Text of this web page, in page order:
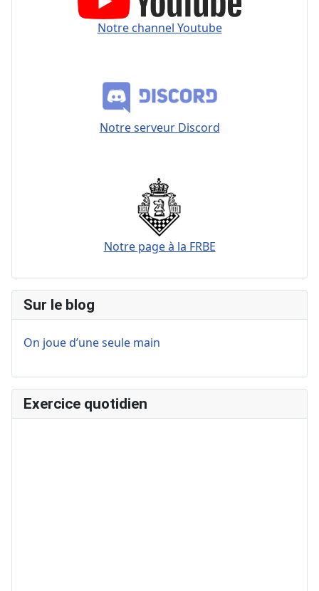
Notre channel Youtube
Notre serveur Discord
Notre page à la FRBE
Sur le blog
On joue d’une seule main
Exercice quotidien